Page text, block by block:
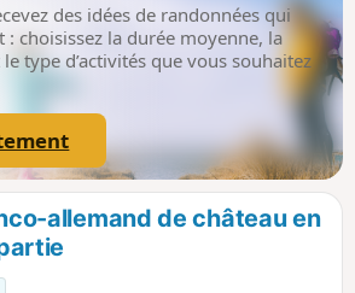
des idées de randonnées qui
choisissez la durée moyenne, la
type d’activités que vous souhaitez
allemand de château en